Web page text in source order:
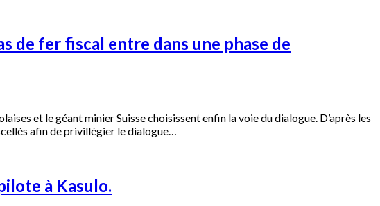
de fer fiscal entre dans une phase de
et le géant minier Suisse choisissent enfin la voie du dialogue. D’après les
afin de privillégier le dialogue…
à Kasulo.